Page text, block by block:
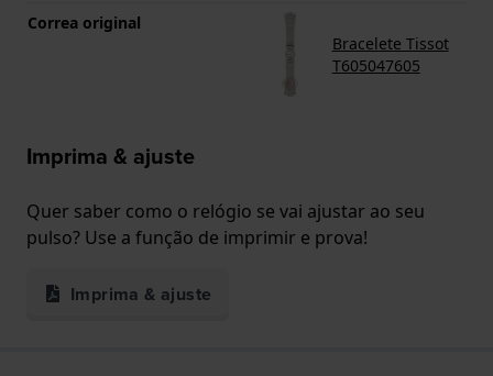
Correa original
Bracelete Tissot
T605047605
Imprima & ajuste
Quer saber como o relógio se vai ajustar ao seu
pulso? Use a função de imprimir e prova!
Imprima & ajuste